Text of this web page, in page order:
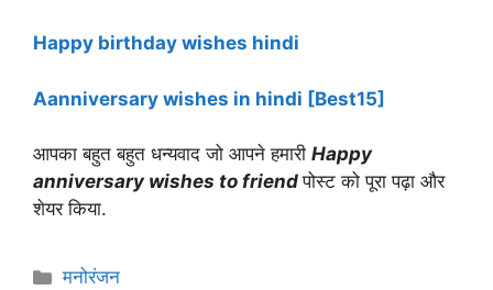
Happy birthday wishes hindi
Aanniversary wishes in hindi [Best15]
आपका बहुत बहुत धन्यवाद जो आपने हमारी Happy
anniversary wishes to friend पोस्ट को पूरा पढ़ा और
शेयर किया.
Categories
मनोरंजन